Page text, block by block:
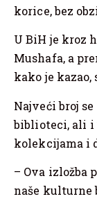
korice, bez
U BiH je kroz
Mushafa, a
kako je kazao,
Najveći broj
biblioteci, ali
kolekcijama i
– Ova izložba
naše kulturne